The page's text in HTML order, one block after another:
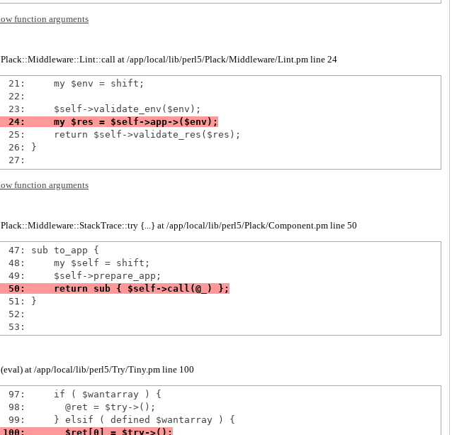
function arguments
at /app/local/lib/perl5/Plack/Middleware/Lint.pm line 24
21:     my $env = shift;
22:
25:     return $self->validate_res($res);
26: }
function arguments
{...} at /app/local/lib/perl5/Plack/Component.pm line 50
47: sub to_app {
48:     my $self = shift;
51: }
52:
at /app/local/lib/perl5/Try/Tiny.pm line 100
97:     if ( $wantarray ) {
98:       @ret = $try->();